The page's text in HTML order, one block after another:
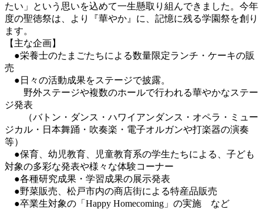
たい」という思いを込めて一生懸取り組んできました。今年
度の聖徳祭は、より『華やか』に、記憶に残る学園祭を創り
ます。
【主な企画】
●栄養士のたまごたちによる数量限定ランチ・ケーキの販
売
●日々の活動成果をステージで披露。
野外ステージや複数のホールで行われる華やかなステー
ジ発表
（バトン・ダンス・ハワイアンダンス・オペラ・ミュー
ジカル・日本舞踊・吹奏楽・電子オルガンや打楽器の演奏
等）
●保育、幼児教育、児童教育系の学生たちによる、子ども
対象の多彩な発表や様々な体験コーナー
●各種研究成果・学習成果の展示発表
●野菜販売、松戸市内の商店街による特産品販売
●卒業生対象の「Happy Homecoming」の実施 など